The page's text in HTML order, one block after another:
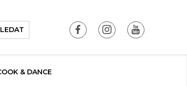
& DANCE